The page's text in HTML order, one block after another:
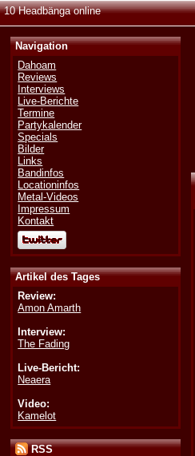
10 Headbänga online
Navigation
Dahoam
Reviews
Interviews
Live-Berichte
Termine
Partykalender
Specials
Bilder
Links
Bandinfos
Locationinfos
Metal-Videos
Impressum
Kontakt
Artikel des Tages
Review:
Amon Amarth
Interview:
The Fading
Live-Bericht:
Neaera
Video:
Kamelot
RSS